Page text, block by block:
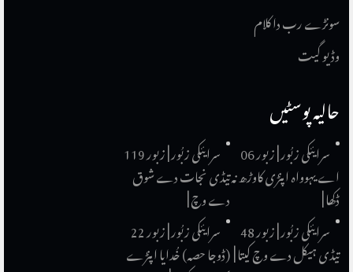
سونڑے رب دا کلام
وڈیو گیت
حالیہ پوسٹیں
سرایئکی زبُور | زبور 119
تیڈی نجات دے شوق
دے وچ |
سرایئکی زبُور | زبور 06
اے یہوواہ اپنڑی کاوڑھ نہ
ڈکھا |
سرایئکی زبُور | زبور 22
(ڈوجا حصہ) خُدایا اپنڑے
سرایئکی زبُور | زبور 48
تیڈی ہیکل دے وچ کیتا |